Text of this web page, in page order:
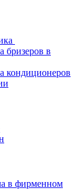
бризеров в
кондиционеров
в фирменном